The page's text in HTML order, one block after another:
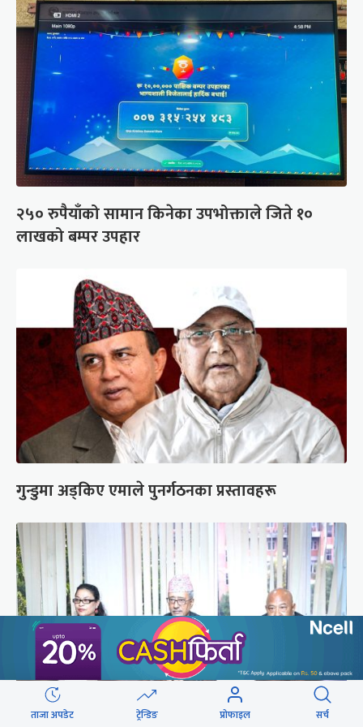
२५० रुपैयाँको सामान किनेका उपभोक्ताले जिते १०
लाखको बम्पर उपहार
गुन्डुमा अड्किए एमाले पुनर्गठनका प्रस्तावहरू
ताजा अपडेट ट्रेन्डिङ प्रोफाइल सर्च